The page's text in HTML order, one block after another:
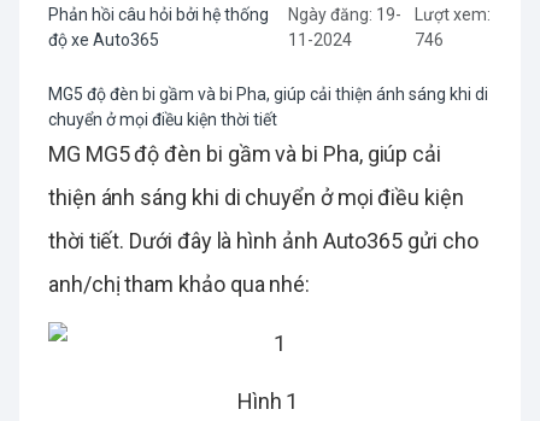
Phản hồi câu hỏi bởi hệ thống
độ xe Auto365
Ngày đăng: 19-
11-2024
Lượt xem:
746
MG5 độ đèn bi gầm và bi Pha, giúp cải thiện ánh sáng khi di
chuyển ở mọi điều kiện thời tiết
MG MG5 độ đèn bi gầm và bi Pha, giúp cải
thiện ánh sáng khi di chuyển ở mọi điều kiện
thời tiết. Dưới đây là hình ảnh Auto365 gửi cho
anh/chị tham khảo qua nhé:
Hình 1